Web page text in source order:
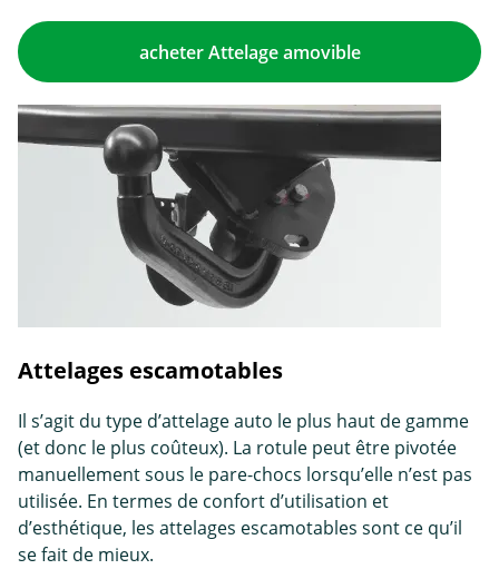
Attelages escamotables
Il s’agit du type d’attelage auto le plus haut de gamme
(et donc le plus coûteux). La rotule peut être pivotée
manuellement sous le pare-chocs lorsqu’elle n’est pas
utilisée. En termes de confort d’utilisation et
d’esthétique, les attelages escamotables sont ce qu’il
se fait de mieux.
acheter Attelage amovible